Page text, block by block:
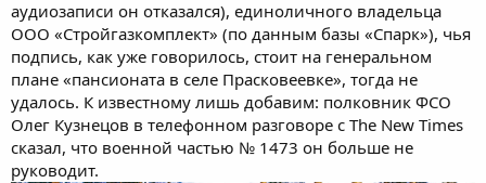
аудиозаписи он отказался), единоличного владельца
ООО «Стройгазкомплект» (по данным базы «Спарк»), чья
подпись, как уже говорилось, стоит на генеральном
плане «пансионата в селе Прасковеевке», тогда не
удалось. К известному лишь добавим: полковник ФСО
Олег Кузнецов в телефонном разговоре с The New Times
сказал, что военной частью № 1473 он больше не
руководит.